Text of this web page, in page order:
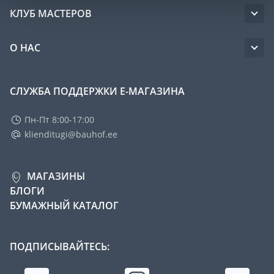
КЛУБ МАСТЕРОВ
О НАС
СЛУЖБА ПОДДЕРЖКИ Е-МАГАЗИНА
Пн-Пт 8:00-17:00
klienditugi@bauhof.ee
МАГАЗИНЫ
БЛОГИ
БУМАЖНЫЙ КАТАЛОГ
ПОДПИСЫВАЙТЕСЬ: